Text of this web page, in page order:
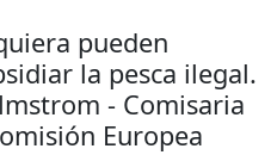
pueden
la pesca ilegal.
- Comisaria
Europea